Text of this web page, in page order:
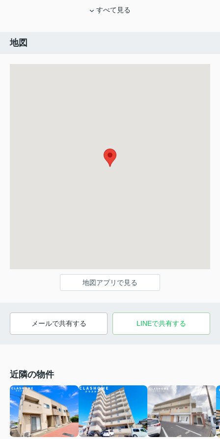
すべて見る
地図
地図アプリで見る
メールで共有する LINEで共有する
近隣の物件